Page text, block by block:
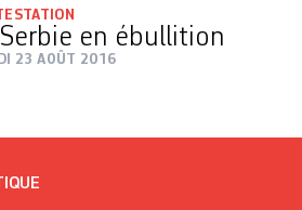
en ébullition
23 AOÛT 2016